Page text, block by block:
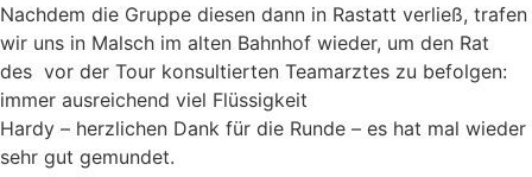
Nachdem die Gruppe diesen dann in Rastatt verließ, trafen
wir uns in Malsch im alten Bahnhof wieder, um den Rat
des vor der Tour konsultierten Teamarztes zu befolgen:
immer ausreichend viel Flüssigkeit
Hardy – herzlichen Dank für die Runde – es hat mal wieder
sehr gut gemundet.